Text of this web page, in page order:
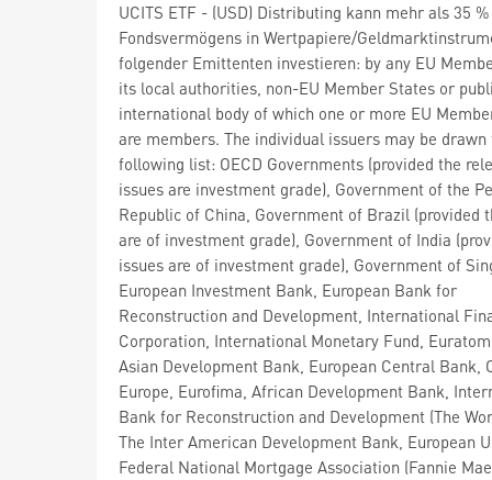
UCITS ETF - (USD) Distributing kann mehr als 35
Fondsvermögens in Wertpapiere/
folgender Emittenten investieren: by any EU
its local authorities, non-EU Member States or
international body of which one or more EU
are members. The individual issuers may be
following list: OECD Governments (provided the
issues are investment grade), Government of the
Republic of China, Government of Brazil (provided
are of investment grade), Government of India
issues are of investment grade), Government of
European Investment Bank, European Bank for
Reconstruction and Development, International
Corporation, International Monetary Fund,
Asian Development Bank, European Central Bank,
Europe, Eurofima, African Development Bank,
Bank for Reconstruction and Development (The
The Inter American Development Bank, European
Federal National Mortgage Association (Fannie